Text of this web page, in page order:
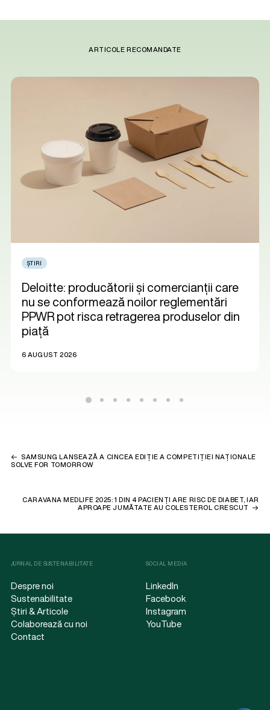
ARTICOLE RECOMANDATE
ȘTIRI
Deloitte: producătorii și comercianții care
nu se conformează noilor reglementări
PPWR pot risca retragerea produselor din
piață
6 AUGUST 2026
SAMSUNG LANSEAZĂ A CINCEA EDIȚIE A COMPETIȚIEI NAȚIONALE
SOLVE FOR TOMORROW
CARAVANA MEDLIFE 2025: 1 DIN 4 PACIENȚI ARE RISC DE DIABET, IAR
APROAPE JUMĂTATE AU COLESTEROL CRESCUT
JURNAL DE SUSTENABILITATE
Despre noi
Sustenabilitate
Știri & Articole
Colaborează cu noi
Contact
SOCIAL MEDIA
LinkedIn
Facebook
Instagram
YouTube